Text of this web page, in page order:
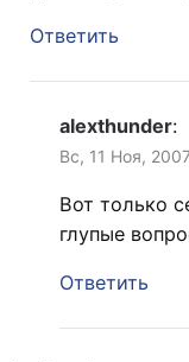
Ответить
alexthunder:
Вс, 11 Ноя,
Вот только
глупые
Ответить